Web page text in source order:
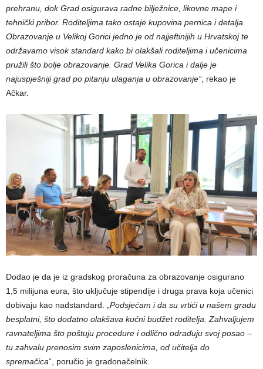
prehranu, dok Grad osigurava radne bilježnice, likovne mape i
tehnički pribor. Roditeljima tako ostaje kupovina pernica i detalja.
Obrazovanje u Velikoj Gorici jedno je od najjeftinijih u Hrvatskoj te
održavamo visok standard kako bi olakšali roditeljima i učenicima
pružili što bolje obrazovanje. Grad Velika Gorica i dalje je
najuspješniji grad po pitanju ulaganja u obrazovanje”, rekao je
Ačkar.
Dodao je da je iz gradskog proračuna za obrazovanje osigurano
1,5 milijuna eura, što uključuje stipendije i druga prava koja učenici
dobivaju kao nadstandard. „ Podsjećam i da su vrtići u našem gradu
besplatni, što dodatno olakšava kućni budžet roditelja. Zahvaljujem
ravnateljima što poštuju procedure i odlično odrađuju svoj posao –
tu zahvalu prenosim svim zaposlenicima, od učitelja do
spremačica“, poručio je gradonačelnik.